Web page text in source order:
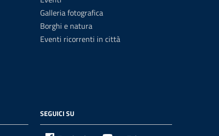
Galleria fotografica
Borghi e natura
Eventi ricorrenti in città
SEGUICI SU